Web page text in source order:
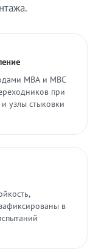
МВА и МВС
при
узлы стыковки
в